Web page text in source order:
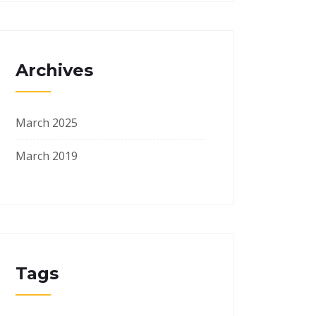
Archives
March 2025
March 2019
Tags